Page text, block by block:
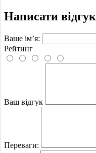
Написати відгук
Ваше ім’я:
Рейтинг
Ваш відгук
Переваги: